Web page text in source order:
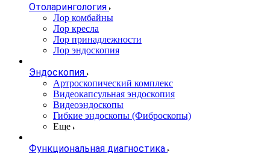
Отоларингология
Лор комбайны
Лор кресла
Лор принадлежности
Лор эндоскопия
Эндоскопия
Артроскопический комплекс
Видеокапсульная эндоскопия
Видеоэндоскопы
Гибкие эндоскопы (Фиброcкопы)
Еще
Функциональная диагностика